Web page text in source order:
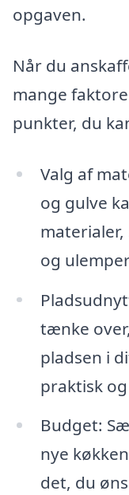
opgaven.
Når du
mange
punkter, du
Valg af
og gulve
og
tænke
pladsen i
praktisk
Budget:
nye
det, du